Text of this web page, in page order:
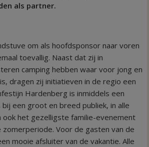
als partner.
om als hoofdsponsor naar voren
toevallig. Naast dat zij in
camping hebben waar voor jong en
dragen zij initiatieven in de regio een
Hardenberg is inmiddels een
een groot en breed publiek, in alle
ook het gezelligste familie-evenement
zomerperiode. Voor de gasten van de
mooie afsluiter van de vakantie. Alle